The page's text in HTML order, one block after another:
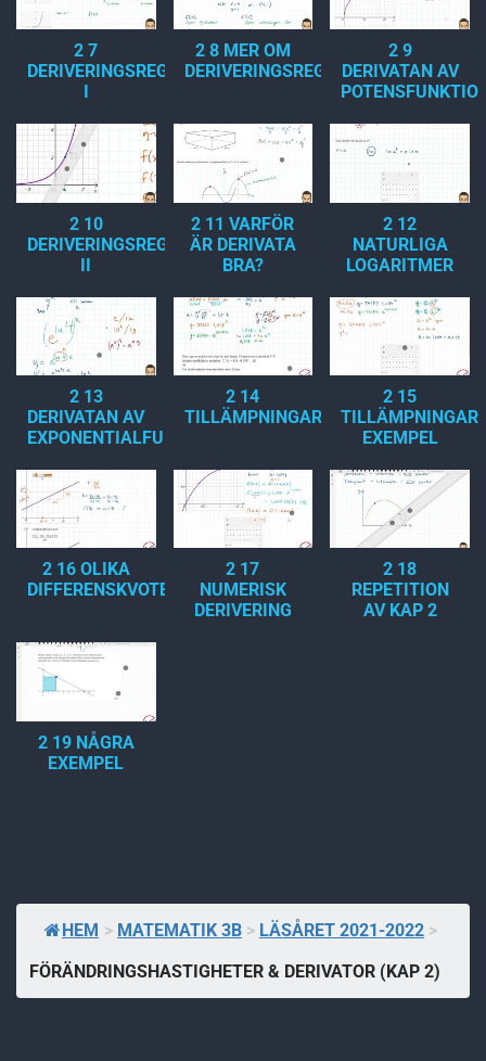
2 7
DERIVERINGSREGLER
2 8 MER OM
DERIVERINGSREGLERNA
2 9
DERIVATAN AV
2 10
DERIVERINGSREGLER
II
2 11 VARFÖR
ÄR DERIVATA
BRA?
2 12
NATURLIGA
LOGARITMER
2 13
DERIVATAN AV
EXPONENTIALFUNKTIONER
2 14
TILLÄMPNINGAR
2 15
TILLÄMPNINGAR,
EXEMPEL
2 16 OLIKA
DIFFERENSKVOTER
2 17
NUMERISK
DERIVERING
2 18
REPETITION
AV KAP 2
2 19 NÅGRA
EXEMPEL
HEM > MATEMATIK 3B > LÄSÅRET 2021-2022 >
FÖRÄNDRINGSHASTIGHETER & DERIVATOR (KAP 2)